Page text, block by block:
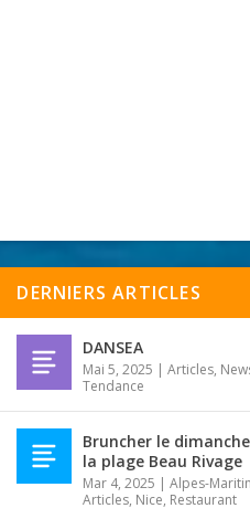
DERNIERS ARTICLES
DANSEA
Mai 5, 2025 |Articles,
Tendance
Bruncher le
la plage Beau Rivage
Mar 4, 2025 |Alpes-
Articles, Nice, Restaurant